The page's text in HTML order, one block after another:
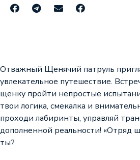
Отважный Щенячий патруль
увлекательное путешествие.
щенку пройти непростые
твои логика, смекалка и
проходи лабиринты, управляй
дополненной реальности! «Отряд
ты?